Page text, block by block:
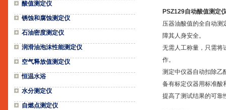
酸值测定仪
锈蚀和腐蚀测定仪
石油密度测定仪
润滑油泡沫性能测定仪
空气释放值测定仪
恒温水浴
水分测定仪
自燃点测定仪
PSZ129自动酸值测定
压器油酸值的全自动测
障其人身安全。
无需人工称量，只需将
作。
测定中仪器自动扣除乙
备有标定仪器用标准酸
提高了测试结果的可靠